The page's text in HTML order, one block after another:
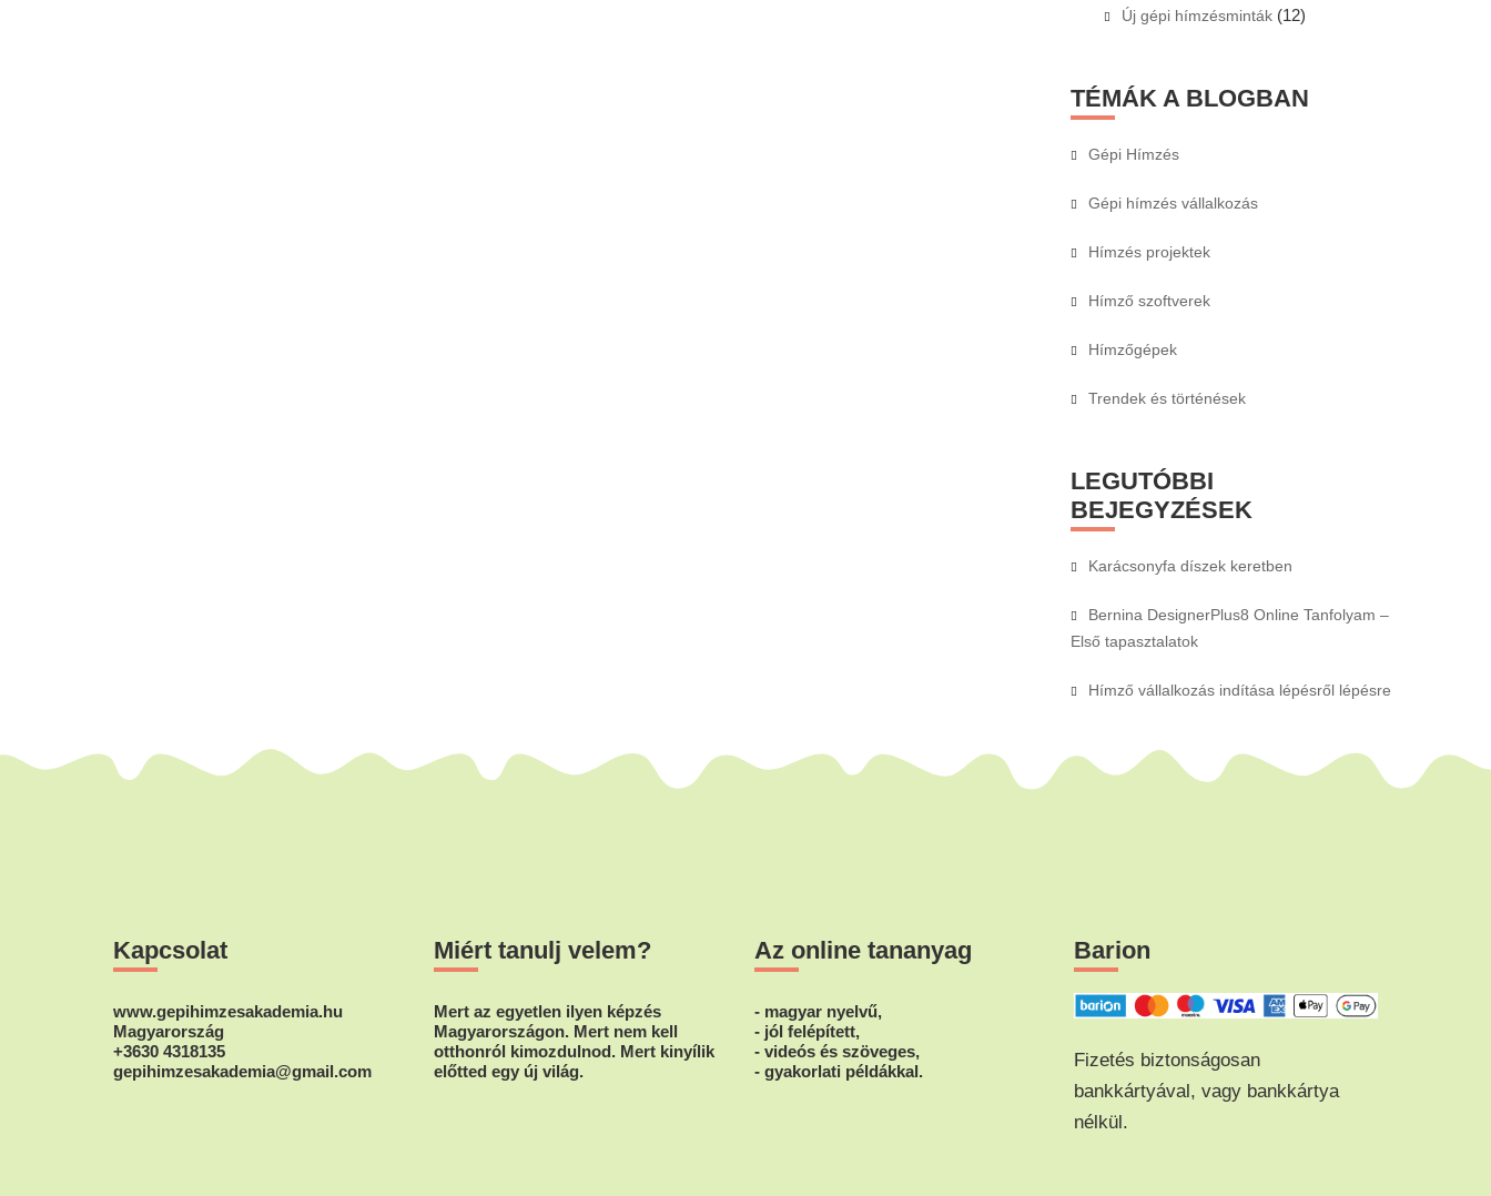
Új gépi hímzésminták (12)
TÉMÁK A BLOGBAN
Gépi Hímzés
Gépi hímzés vállalkozás
Hímzés projektek
Hímző szoftverek
Hímzőgépek
Trendek és történések
LEGUTÓBBI
BEJEGYZÉSEK
Karácsonyfa díszek keretben
Bernina DesignerPlus8 Online Tanfolyam –
Első tapasztalatok
Hímző vállalkozás indítása lépésről lépésre
Kapcsolat
www.gepihimzesakademia.hu
Magyarország
+3630 4318135
gepihimzesakademia@gmail.com
Miért tanulj velem?
Mert az egyetlen ilyen képzés
Magyarországon. Mert nem kell
otthonról kimozdulnod. Mert kinyílik
előtted egy új világ.
Az online tananyag
- magyar nyelvű,
- jól felépített,
- videós és szöveges,
- gyakorlati példákkal.
Barion
Fizetés biztonságosan
bankkártyával, vagy bankkártya
nélkül.